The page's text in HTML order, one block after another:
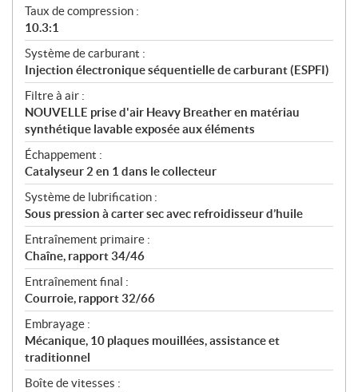
Taux de compression :
10.3:1
Système de carburant :
Injection électronique séquentielle de carburant (ESPFI)
Filtre à air :
NOUVELLE prise d'air Heavy Breather en matériau
synthétique lavable exposée aux éléments
Échappement :
Catalyseur 2 en 1 dans le collecteur
Système de lubrification :
Sous pression à carter sec avec refroidisseur d’huile
Entraînement primaire :
Chaîne, rapport 34/46
Entraînement final :
Courroie, rapport 32/66
Embrayage :
Mécanique, 10 plaques mouillées, assistance et
traditionnel
Boîte de vitesses :